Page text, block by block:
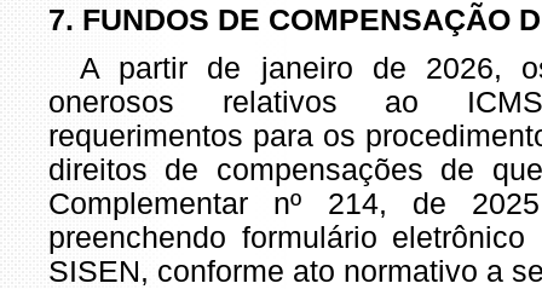
7. FUNDOS DE COMPENSAÇÃO
A partir de janeiro de 2026,
onerosos relativos ao
requerimentos para os
direitos de compensações de
Complementar nº 214, de
preenchendo formulário
SISEN, conforme ato normativo a